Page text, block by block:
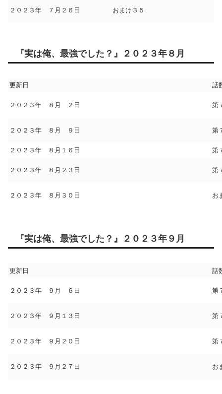
２０２３年 ７月２６日 おまけ３５
『実は俺、最強でした？』２０２３年８月
更新日 話
２０２３年 ８月 ２日 第
２０２３年 ８月 ９日 第
２０２３年 ８月１６日 第
２０２３年 ８月２３日 第
２０２３年 ８月３０日 お
『実は俺、最強でした？』２０２３年９月
更新日 話
２０２３年 ９月 ６日 第
２０２３年 ９月１３日 第
２０２３年 ９月２０日 第
２０２３年 ９月２７日 お